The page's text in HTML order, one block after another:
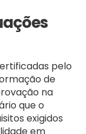
pelo
de
na
que o
exigidos
em